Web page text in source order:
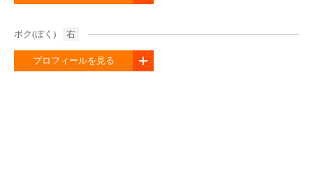
ボク(ぼく) 右
プロフィールを見る